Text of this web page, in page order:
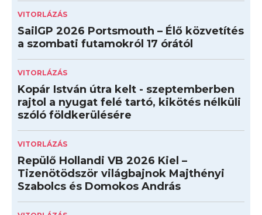
VITORLÁZÁS
SailGP 2026 Portsmouth – Élő közvetítés
a szombati futamokról 17 órától
VITORLÁZÁS
Kopár István útra kelt - szeptemberben
rajtol a nyugat felé tartó, kikötés nélküli
szóló földkerülésére
VITORLÁZÁS
Repülő Hollandi VB 2026 Kiel –
Tizenötödször világbajnok Majthényi
Szabolcs és Domokos András